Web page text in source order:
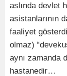
aslında devlet
asistanlarının
faaliyet
olmaz)
aynı zamanda
hastanedir…